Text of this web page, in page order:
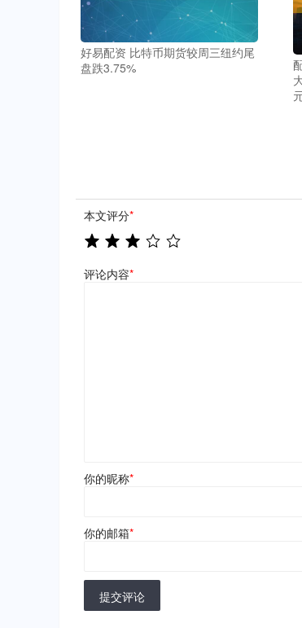
好易配资 比特币期货较周三纽约尾
盘跌3.75%
本文评分*
评论内容*
你的昵称*
你的邮箱*
提交评论